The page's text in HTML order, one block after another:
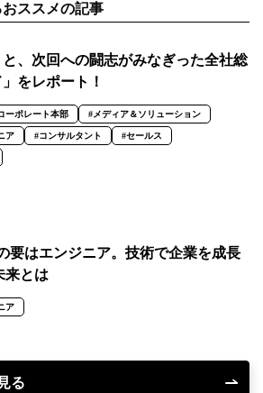
ススメの記事
、次回への闘志がみなぎった全社総
をレポート！
ーポレート本部 #メディア＆ソリューション
ア #コンサルタント #セールス
要はエンジニア。技術で企業を成長
来とは
ア
る